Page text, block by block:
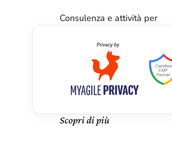
Consulenza e attività per
medico competente
Consulenza sugli obblighi
delineati dal TU 81 del
2008
Scopri di più